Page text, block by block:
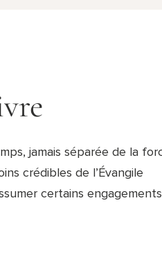
jamais séparée de la
crédibles de l’Évangile
certains